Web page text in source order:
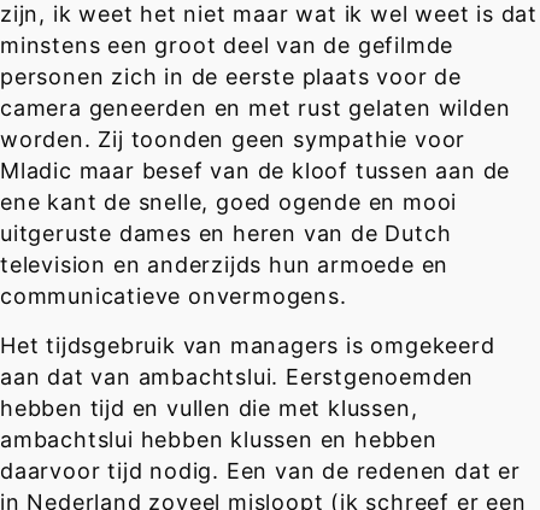
zijn, ik weet het niet maar wat ik wel weet is dat
minstens een groot deel van de gefilmde
personen zich in de eerste plaats voor de
camera geneerden en met rust gelaten wilden
worden. Zij toonden geen sympathie voor
Mladic maar besef van de kloof tussen aan de
ene kant de snelle, goed ogende en mooi
uitgeruste dames en heren van de Dutch
television en anderzijds hun armoede en
communicatieve onvermogens.
Het tijdsgebruik van managers is omgekeerd
aan dat van ambachtslui. Eerstgenoemden
hebben tijd en vullen die met klussen,
ambachtslui hebben klussen en hebben
daarvoor tijd nodig. Een van de redenen dat er
in Nederland zoveel misloopt (ik schreef er een